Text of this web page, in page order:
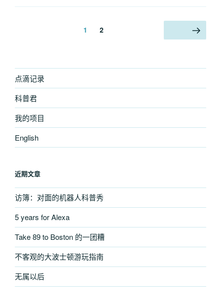
页
1 页
2 下一页
点滴记录
科普君
我的项目
English
近期文章
访簿：对面的机器人科普秀
5 years for Alexa
Take 89 to Boston 的一团糟
不客观的大波士顿游玩指南
无属以后